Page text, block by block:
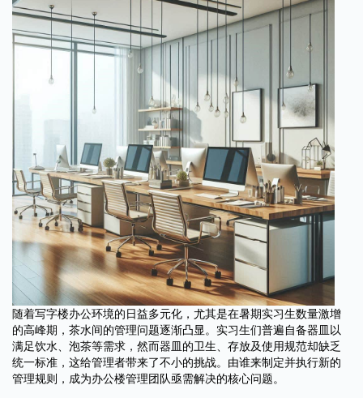
随着写字楼办公环境的日益多元化，尤其是在暑期实习生数量激增
的高峰期，茶水间的管理问题逐渐凸显。实习生们普遍自备器皿以
满足饮水、泡茶等需求，然而器皿的卫生、存放及使用规范却缺乏
统一标准，这给管理者带来了不小的挑战。由谁来制定并执行新的
管理规则，成为办公楼管理团队亟需解决的核心问题。